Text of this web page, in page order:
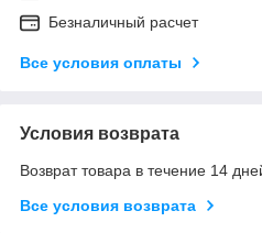
Безналичный расчет
Все условия оплаты
Условия возврата
Возврат товара в течение 14
Все условия возврата